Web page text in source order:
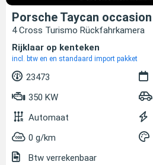
Porsche Taycan occasion
4 Cross Turismo Rückfahrkamera
Rijklaar op kenteken
incl. btw en en standaard import pakket
23473
350 KW
Automaat
0 g/km
Btw verrekenbaar